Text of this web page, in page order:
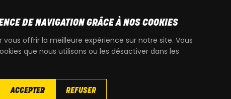
ACCESSOIRES
PROMOTIONS
OCCASIONS
DE NAVIGATION GRÂCE À NOS COOKIES
vous offrir la meilleure expérience sur notre site. Vous
que nous utilisons ou les désactiver dans les
ACCEPTER REFUSER